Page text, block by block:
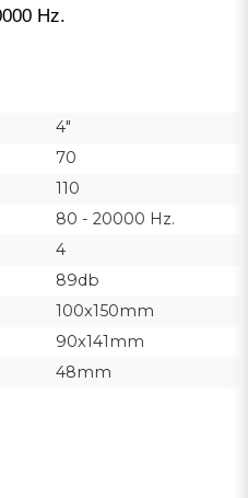
Hz.
4"
70
110
80 - 20000 Hz.
4
89db
100x150mm
90x141mm
48mm